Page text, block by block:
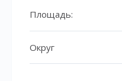
Площадь:
Округ